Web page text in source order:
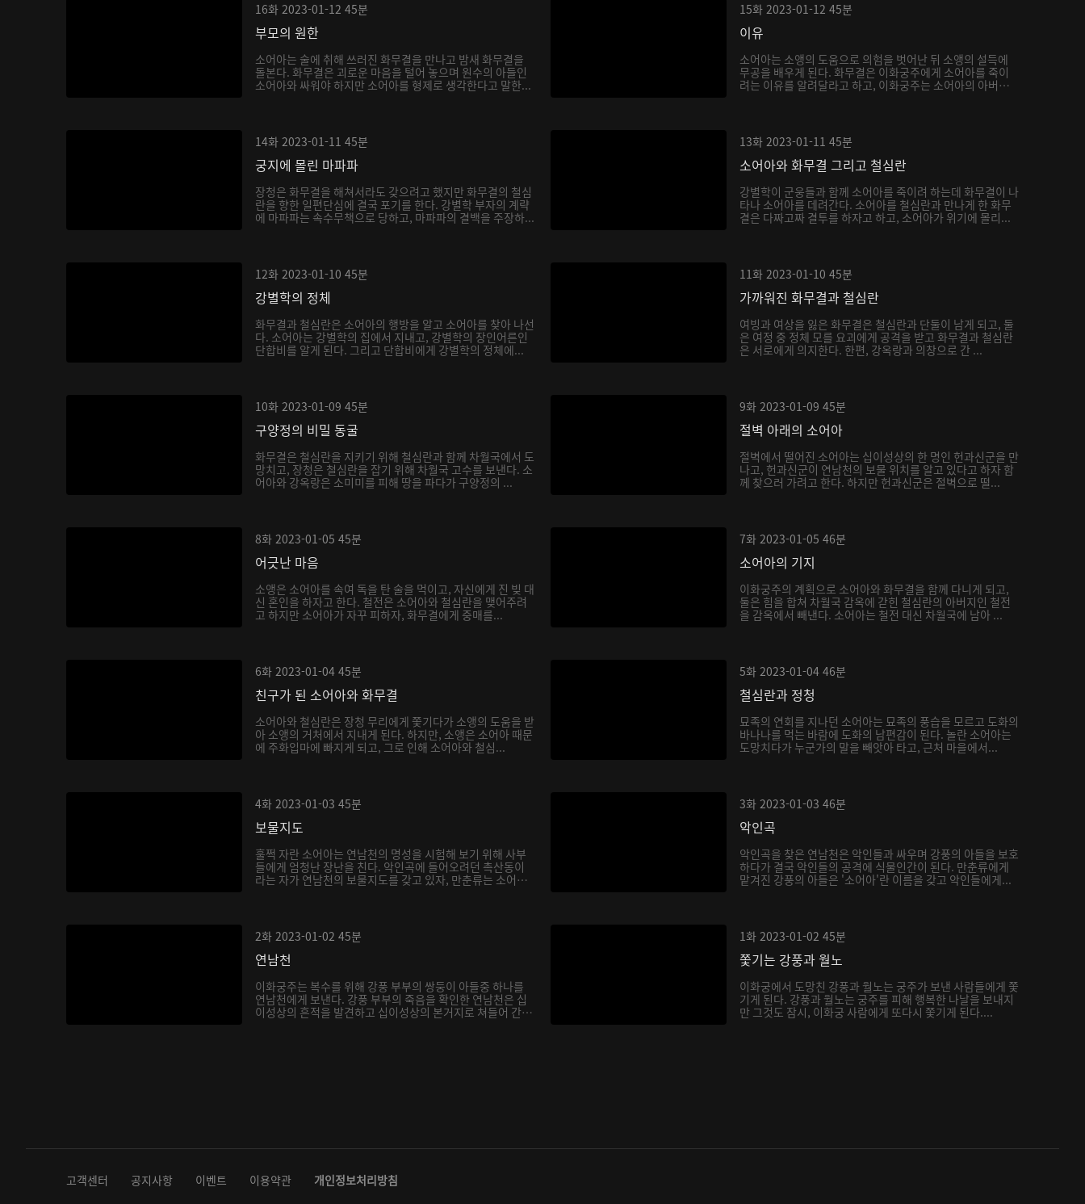
16화 2023-01-12 45분
부모의 원한
소어아는 술에 취해 쓰러진 화무결을 만나고 밤새 화무결을
돌본다. 화무결은 괴로운 마음을 털어 놓으며 원수의 아들인
소어아와 싸워야 하지만 소어아를 형제로 생각한다고 말한...
15화 2023-01-12 45분
이유
소어아는 소앵의 도움으로 의험을 벗어난 뒤 소앵의 설득에
무공을 배우게 된다. 화무결은 이화궁주에게 소어아를 죽이
려는 이유를 알려달라고 하고, 이화궁주는 소어아의 아버지
14화 2023-01-11 45분
궁지에 몰린 마파파
장청은 화무결을 해쳐서라도 갖으려고 했지만 화무결의 철심
란을 향한 일편단심에 결국 포기를 한다. 강별학 부자의 계략
에 마파파는 속수무책으로 당하고, 마파파의 결백을 주장하...
13화 2023-01-11 45분
소어아와 화무결 그리고 철심란
강별학이 군웅들과 함께 소어아를 죽이려 하는데 화무결이 나
타나 소어아를 데려간다. 소어아를 철심란과 만나게 한 화무
결은 다짜고짜 결투를 하자고 하고, 소어아가 위기에 몰리...
12화 2023-01-10 45분
강별학의 정체
화무결과 철심란은 소어아의 행방을 알고 소어아를 찾아 나선
다. 소어아는 강별학의 집에서 지내고, 강별학의 장인어른인
단합비를 알게 된다. 그리고 단합비에게 강별학의 정체에...
11화 2023-01-10 45분
가까워진 화무결과 철심란
여빙과 여상을 잃은 화무결은 철심란과 단둘이 남게 되고, 둘
은 여정 중 정체 모를 요괴에게 공격을 받고 화무결과 철심란
은 서로에게 의지한다. 한편, 강옥랑과 의창으로 간 ...
10화 2023-01-09 45분
구양정의 비밀 동굴
화무결은 철심란을 지키기 위해 철심란과 함께 차월국에서 도
망치고, 장청은 철심란을 잡기 위해 차월국 고수를 보낸다. 소
어아와 강옥랑은 소미미를 피해 땅을 파다가 구양정의 ...
9화 2023-01-09 45분
절벽 아래의 소어아
절벽에서 떨어진 소어아는 십이성상의 한 명인 헌과신군을 만
나고, 헌과신군이 연남천의 보물 위치를 알고 있다고 하자 함
께 찾으러 가려고 한다. 하지만 헌과신군은 절벽으로 떨...
8화 2023-01-05 45분
어긋난 마음
소앵은 소어아를 속여 독을 탄 술을 먹이고, 자신에게 진 빚 대
신 혼인을 하자고 한다. 철전은 소어아와 철심란을 맺어주려
고 하지만 소어아가 자꾸 피하자, 화무결에게 중매를...
7화 2023-01-05 46분
소어아의 기지
이화궁주의 계획으로 소어아와 화무결을 함께 다니게 되고,
둘은 힘을 합쳐 차월국 감옥에 갇힌 철심란의 아버지인 철전
을 감옥에서 빼낸다. 소어아는 철전 대신 차월국에 남아 ...
6화 2023-01-04 45분
친구가 된 소어아와 화무결
소어아와 철심란은 장청 무리에게 쫓기다가 소앵의 도움을 받
아 소앵의 거처에서 지내게 된다. 하지만, 소앵은 소어아 때문
에 주화입마에 빠지게 되고, 그로 인해 소어아와 철심...
5화 2023-01-04 46분
철심란과 정청
묘족의 연회를 지나던 소어아는 묘족의 풍습을 모르고 도화의
바나나를 먹는 바람에 도화의 남편감이 된다. 놀란 소어아는
도망치다가 누군가의 말을 빼앗아 타고, 근처 마을에서...
4화 2023-01-03 45분
보물지도
훌쩍 자란 소어아는 연남천의 명성을 시험해 보기 위해 사부
들에게 엄청난 장난을 친다. 악인곡에 들어오려던 촉산동이
라는 자가 연남천의 보물지도를 갖고 있자, 만춘류는 소어
3화 2023-01-03 46분
악인곡
악인곡을 찾은 연남천은 악인들과 싸우며 강풍의 아들을 보호
하다가 결국 악인들의 공격에 식물인간이 된다. 만춘류에게
맡겨진 강풍의 아들은 '소어아'란 이름을 갖고 악인들에게...
2화 2023-01-02 45분
연남천
이화궁주는 복수를 위해 강풍 부부의 쌍둥이 아들중 하나를
연남천에게 보낸다. 강풍 부부의 죽음을 확인한 연남천은 십
이성상의 흔적을 발견하고 십이성상의 본거지로 쳐들어 간
1화 2023-01-02 45분
쫓기는 강풍과 월노
이화궁에서 도망친 강풍과 월노는 궁주가 보낸 사람들에게 쫓
기게 된다. 강풍과 월노는 궁주를 피해 행복한 나날을 보내지
만 그것도 잠시, 이화궁 사람에게 또다시 쫓기게 된다....
고객센터 공지사항 이벤트 이용약관 개인정보처리방침